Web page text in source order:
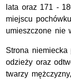
lata oraz 171 -
miejscu
umieszczone nie
Strona niemiecka
odzieży oraz
twarzy